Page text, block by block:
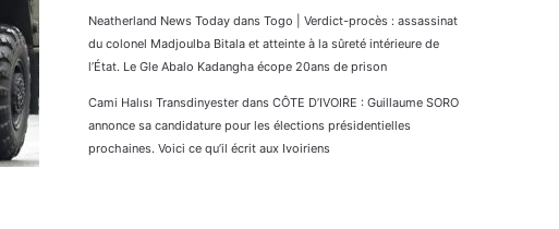
Neatherland News Today dans Togo | Verdict-procès : assassinat
du colonel Madjoulba Bitala et atteinte à la sûreté intérieure de
l’État. Le Gle Abalo Kadangha écope 20ans de prison
Cami Halısı Transdinyester dans CÔTE D’IVOIRE : Guillaume SORO
annonce sa candidature pour les élections présidentielles
prochaines. Voici ce qu’il écrit aux Ivoiriens